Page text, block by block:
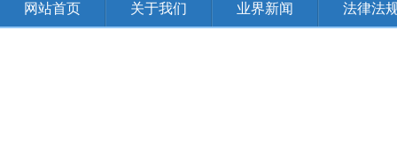
网站首页 关于我们 业界新闻 法律法